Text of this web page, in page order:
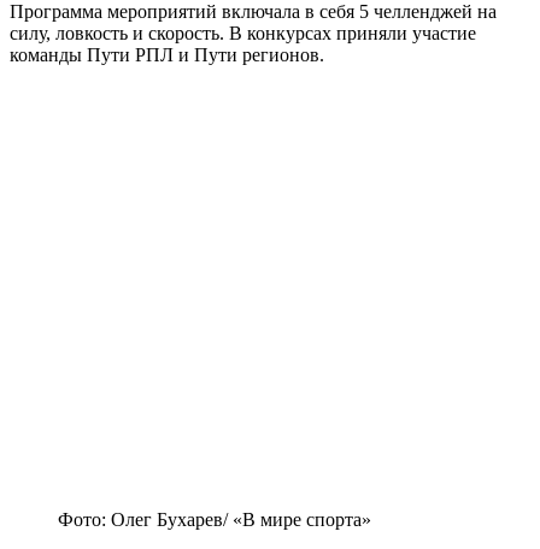
Программа мероприятий включала в себя 5 челленджей на
силу, ловкость и скорость. В конкурсах приняли участие
команды Пути РПЛ и Пути регионов.
Фото: Олег Бухарев/ «В мире спорта»